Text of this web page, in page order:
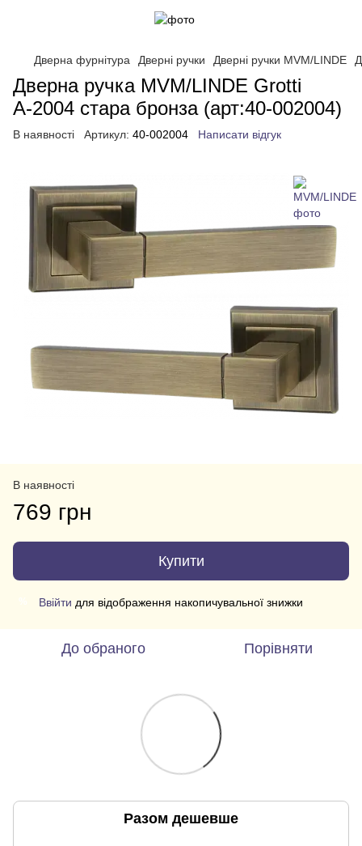
Дверна фурнітура Дверні ручки Дверні ручки MVM/LINDE
Дверна ручка MVM/LINDE Grotti
А-2004 стара бронза (арт:40-002004)
В наявності Артикул: 40-002004 Написати відгук
В наявності
769 грн
Купити
Ввійти для відображення накопичувальної знижки
До обраного Порівняти
Разом дешевше